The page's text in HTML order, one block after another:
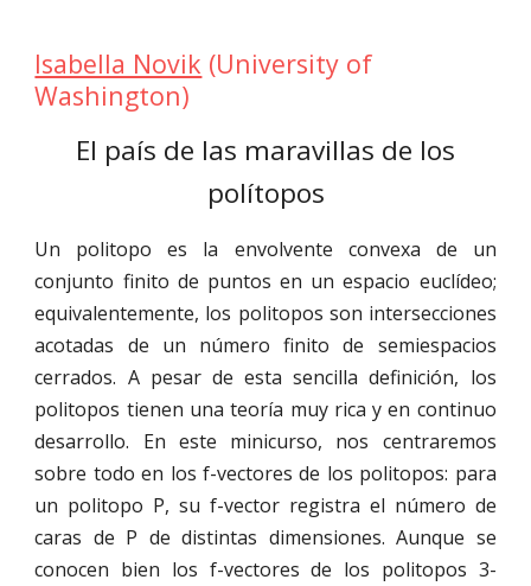
Isabella Novik (University of
Washington)
El país de las maravillas de los
polítopos
Un politopo es la envolvente convexa de un
conjunto finito de puntos en un espacio euclídeo;
equivalentemente, los politopos son intersecciones
acotadas de un número finito de semiespacios
cerrados. A pesar de esta sencilla definición, los
politopos tienen una teoría muy rica y en continuo
desarrollo. En este minicurso, nos centraremos
sobre todo en los f-vectores de los politopos: para
un politopo P, su f-vector registra el número de
caras de P de distintas dimensiones. Aunque se
conocen bien los f-vectores de los politopos 3-